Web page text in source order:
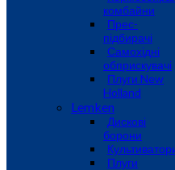
комбайни
Прес-
підбирачі
Самохідні
обприскувачі
Плуги New
Holland
Lemken
Дискові
борони
Плуги